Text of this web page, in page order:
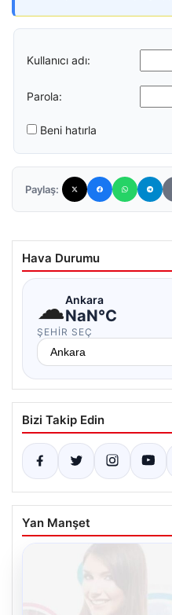
Kullanıcı adı:
Parola:
Beni hatırla
Paylaş:
Hava Durumu
☁Ankara
NaN°C
ŞEHIR SEÇ
Bizi Takip Edin
Yan Manşet